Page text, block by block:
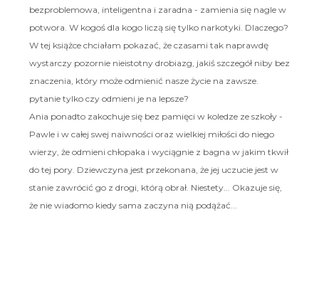
bezproblemowa, inteligentna i zaradna - zamienia się nagle w
potwora. W kogoś dla kogo liczą się tylko narkotyki. Dlaczego?
W tej książce chciałam pokazać, że czasami tak naprawdę
wystarczy pozornie nieistotny drobiazg, jakiś szczegół niby bez
znaczenia, który może odmienić nasze życie na zawsze.
pytanie tylko czy odmieni je na lepsze?
Ania ponadto zakochuje się bez pamięci w koledze ze szkoły -
Pawle i w całej swej naiwności oraz wielkiej miłości do niego
wierzy, że odmieni chłopaka i wyciągnie z bagna w jakim tkwił
do tej pory. Dziewczyna jest przekonana, że jej uczucie jest w
stanie zawrócić go z drogi, którą obrał. Niestety... Okazuje się,
że nie wiadomo kiedy sama zaczyna nią podążać...